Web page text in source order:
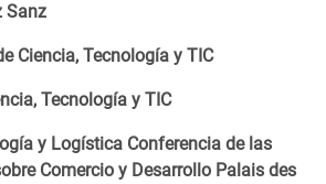
Sanz
Ciencia, Tecnología y TIC
Tecnología y TIC
y Logística Conferencia de las
Comercio y Desarrollo Palais des